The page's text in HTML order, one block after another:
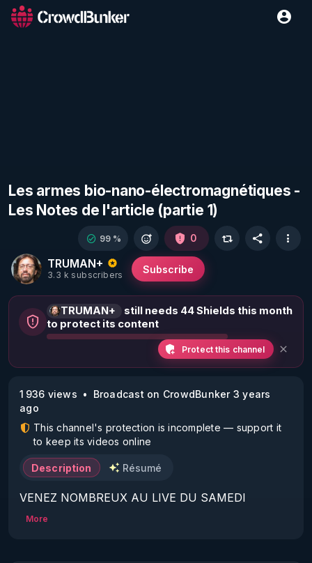
Les armes bio-nano-électromagnétiques -
Les Notes de l'article (partie 1)
TRUMAN+
3.3 k subscribers
Subscribe
99 % 0
TRUMAN+
still needs 44 Shields this month
to protect its content
Protect this channel
1 936 views
Broadcast on CrowdBunker 3 years
ago
This channel's protection is incomplete — support it
to keep its videos online
Description Résumé
VENEZ NOMBREUX AU LIVE DU SAMEDI
23/12/23 20H :
More